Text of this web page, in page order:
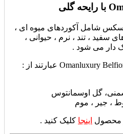
شامل آکوردهای میوه ای ،
سفید ، تند ، نرم ، حیوانی ،
دار می شود .
گل اوسمانتوس
، جیر ، موم
محصول اینجا کلیک کنید .